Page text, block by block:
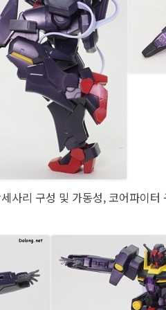
사리 구성 및 가동성, 코어파이